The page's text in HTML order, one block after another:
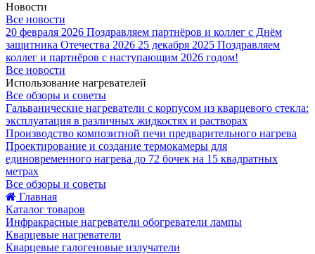
Новости
Все новости
20 февраля 2026 Поздравляем партнёров и коллег с Днём
защитника Отечества 2026 25 декабря 2025 Поздравляем
коллег и партнёров с наступающим 2026 годом!
Все новости
Использование нагревателей
Все обзоры и советы
Гальванические нагреватели с корпусом из кварцевого стекла:
эксплуатация в различных жидкостях и растворах
Производство композитной печи предварительного нагрева
Проектирование и создание термокамеры для
единовременного нагрева до 72 бочек на 15 квадратных
метрах
Все обзоры и советы
Главная
Каталог товаров
Инфракрасные нагреватели обогреватели лампы
Кварцевые нагреватели
Кварцевые галогеновые излучатели